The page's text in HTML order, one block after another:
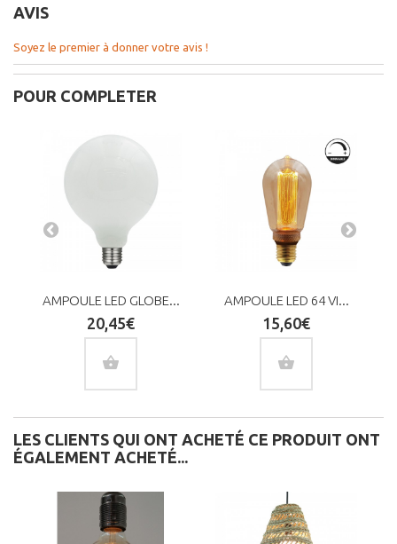
AVIS
Soyez le premier à donner votre avis !
POUR COMPLETER
AMPOULE LED GLOBE...
20,45€
AMPOULE LED 64 VI...
15,60€
LES CLIENTS QUI ONT ACHETÉ CE PRODUIT ONT
ÉGALEMENT ACHETÉ...